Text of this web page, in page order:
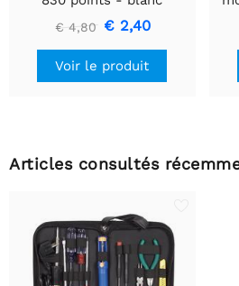
€ 4,80 € 2,40
Voir le produit
Articles consultés